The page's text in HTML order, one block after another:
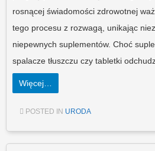
rosnącej świadomości zdrowotnej
tego procesu z rozwagą, unikając
niepewnych suplementów. Choć
spalacze tłuszczu czy tabletki
Więcej…
POSTED IN URODA